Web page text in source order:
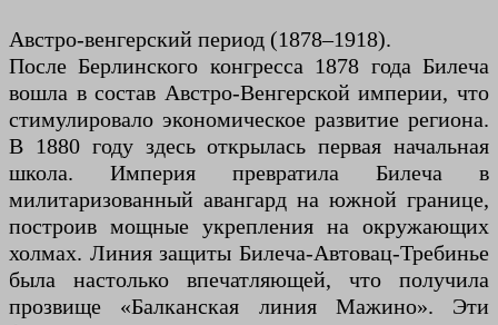
Австро-венгерский период (1878–1918).
После Берлинского конгресса 1878 года Билеча
вошла в состав Австро-Венгерской империи, что
стимулировало экономическое развитие региона.
В 1880 году здесь открылась первая начальная
школа. Империя превратила Билеча в
милитаризованный авангард на южной границе,
построив мощные укрепления на окружающих
холмах. Линия защиты Билеча-Автовац-Требинье
была настолько впечатляющей, что получила
прозвище «Балканская линия Мажино». Эти